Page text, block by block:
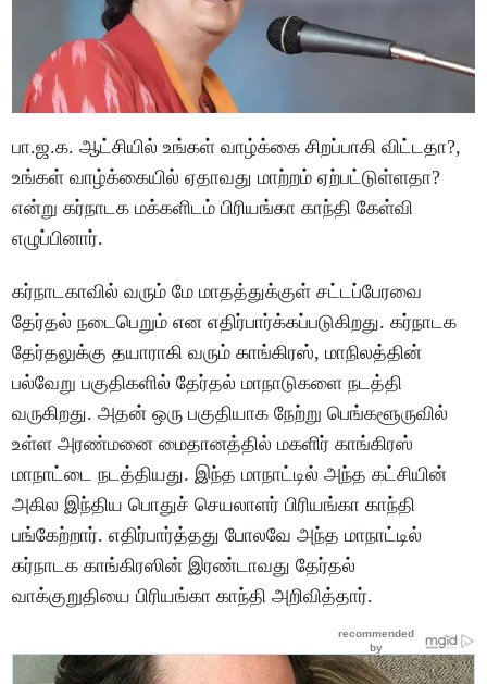
பா.ஜ.க. ஆட்சியில் உங்கள் வாழ்க்கை சிறப்பாகி விட்டதா?,
உங்கள் வாழ்க்கையில் ஏதாவது மாற்றம் ஏற்பட்டுள்ளதா?
என்று கர்நாடக மக்களிடம் பிரியங்கா காந்தி கேள்வி
எழுப்பினார்.
கர்நாடகாவில் வரும் மே மாதத்துக்குள் சட்டப்பேரவை
தேர்தல் நடைபெறும் என எதிர்பார்க்கப்படுகிறது. கர்நாடக
தேர்தலுக்கு தயாராகி வரும் காங்கிரஸ், மாநிலத்தின்
பல்வேறு பகுதிகளில் தேர்தல் மாநாடுகளை நடத்தி
வருகிறது. அதன் ஒரு பகுதியாக நேற்று பெங்களூருவில்
உள்ள அரண்மனை மைதானத்தில் மகளிர் காங்கிரஸ்
மாநாட்டை நடத்தியது. இந்த மாநாட்டில் அந்த கட்சியின்
அகில இந்திய பொதுச் செயலாளர் பிரியங்கா காந்தி
பங்கேற்றார். எதிர்பார்த்தது போலவே அந்த மாநாட்டில்
கர்நாடக காங்கிரஸின் இரண்டாவது தேர்தல்
வாக்குறுதியை பிரியங்கா காந்தி அறிவித்தார்.